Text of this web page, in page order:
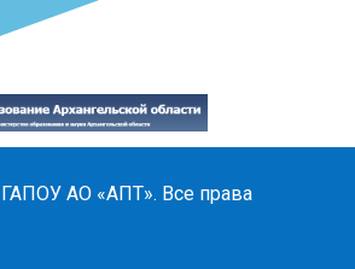
ГАПОУ АО «АПТ». Все права